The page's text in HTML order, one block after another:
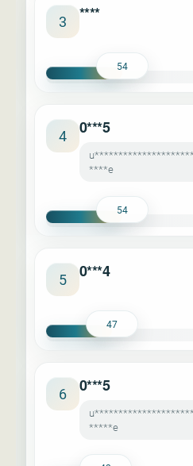
3 ****
54
4 0***5
****e
54
5 0***4
47
6 0***5
*****e